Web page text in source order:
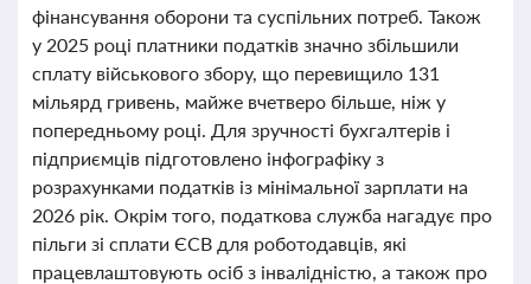
фінансування оборони та суспільних потреб. Також
у 2025 році платники податків значно збільшили
сплату військового збору, що перевищило 131
мільярд гривень, майже вчетверо більше, ніж у
попередньому році. Для зручності бухгалтерів і
підприємців підготовлено інфографіку з
розрахунками податків із мінімальної зарплати на
2026 рік. Окрім того, податкова служба нагадує про
пільги зі сплати ЄСВ для роботодавців, які
працевлаштовують осіб з інвалідністю, а також про